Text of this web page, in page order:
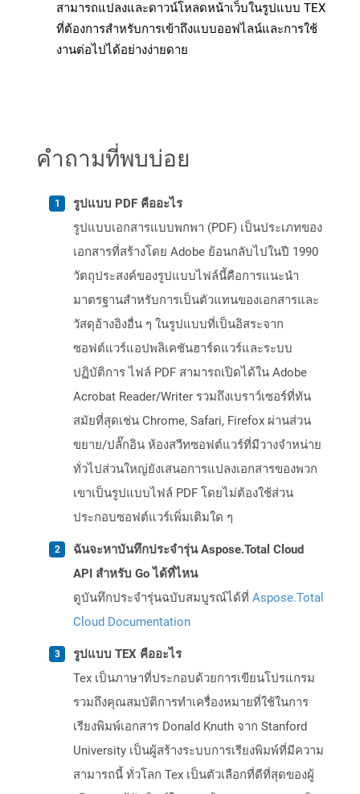
สามารถแปลงและดาวน์โหลดหน้าเว็บในรูปแบบ TEX
ที่ต้องการสำหรับการเข้าถึงแบบออฟไลน์และการใช้
งานต่อไปได้อย่างง่ายดาย
คำถามที่พบบ่อย
รูปแบบ PDF คืออะไร
รูปแบบเอกสารแบบพกพา (PDF) เป็นประเภทของ
เอกสารที่สร้างโดย Adobe ย้อนกลับไปในปี 1990
วัตถุประสงค์ของรูปแบบไฟล์นี้คือการแนะนำ
มาตรฐานสำหรับการเป็นตัวแทนของเอกสารและ
วัสดุอ้างอิงอื่น ๆ ในรูปแบบที่เป็นอิสระจาก
ซอฟต์แวร์แอปพลิเคชันฮาร์ดแวร์และระบบ
ปฏิบัติการ ไฟล์ PDF สามารถเปิดได้ใน Adobe
Acrobat Reader/Writer รวมถึงเบราว์เซอร์ที่ทัน
สมัยที่สุดเช่น Chrome, Safari, Firefox ผ่านส่วน
ขยาย/ปลั๊กอิน ห้องสวีทซอฟต์แวร์ที่มีวางจำหน่าย
ทั่วไปส่วนใหญ่ยังเสนอการแปลงเอกสารของพวก
เขาเป็นรูปแบบไฟล์ PDF โดยไม่ต้องใช้ส่วน
ประกอบซอฟต์แวร์เพิ่มเติมใด ๆ
ฉันจะหาบันทึกประจำรุ่น Aspose.Total Cloud
API สำหรับ Go ได้ที่ไหน
ดูบันทึกประจำรุ่นฉบับสมบูรณ์ได้ที่ Aspose.Total
Cloud Documentation
รูปแบบ TEX คืออะไร
Tex เป็นภาษาที่ประกอบด้วยการเขียนโปรแกรม
รวมถึงคุณสมบัติการทำเครื่องหมายที่ใช้ในการ
เรียงพิมพ์เอกสาร Donald Knuth จาก Stanford
University เป็นผู้สร้างระบบการเรียงพิมพ์ที่มีความ
สามารถนี้ ทั่วโลก Tex เป็นตัวเลือกที่ดีที่สุดของผู้